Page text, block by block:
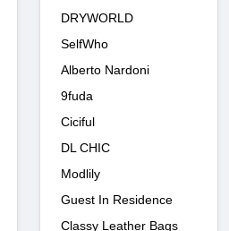
DRYWORLD
SelfWho
Alberto Nardoni
9fuda
Ciciful
DL CHIC
Modlily
Guest In Residence
Classy Leather Bags